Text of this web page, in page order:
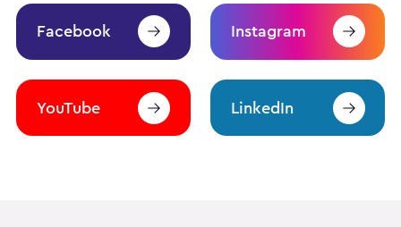
Facebook Instagram
YouTube LinkedIn